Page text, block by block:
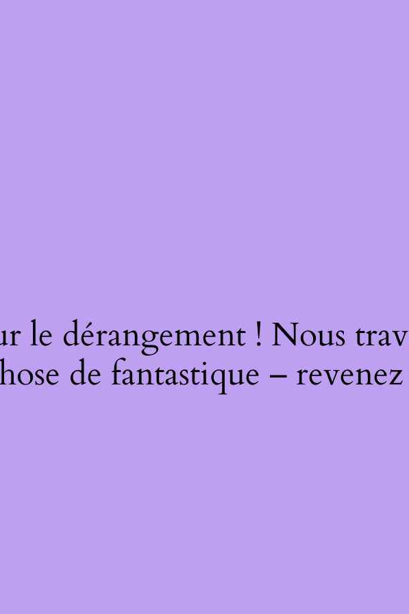
le dérangement ! Nous
de fantastique –